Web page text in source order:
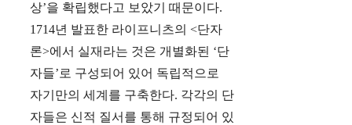
상’을 확립했다고 보았기 때문이다.
1714년 발표한 라이프니츠의 <단자
론>에서 실재라는 것은 개별화된 ‘단
자들’로 구성되어 있어 독립적으로
자기만의 세계를 구축한다. 각각의 단
자들은 신적 질서를 통해 규정되어 있